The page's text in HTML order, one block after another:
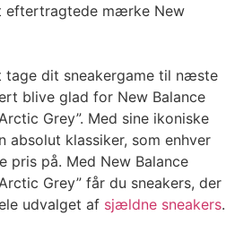
eftertragtede mærke New
tage dit sneakergame til næste
blive glad for New Balance
Grey”. Med sine ikoniske
absolut klassiker, som enhver
pris på. Med New Balance
Grey” får du sneakers, der
udvalget af sjældne sneakers.